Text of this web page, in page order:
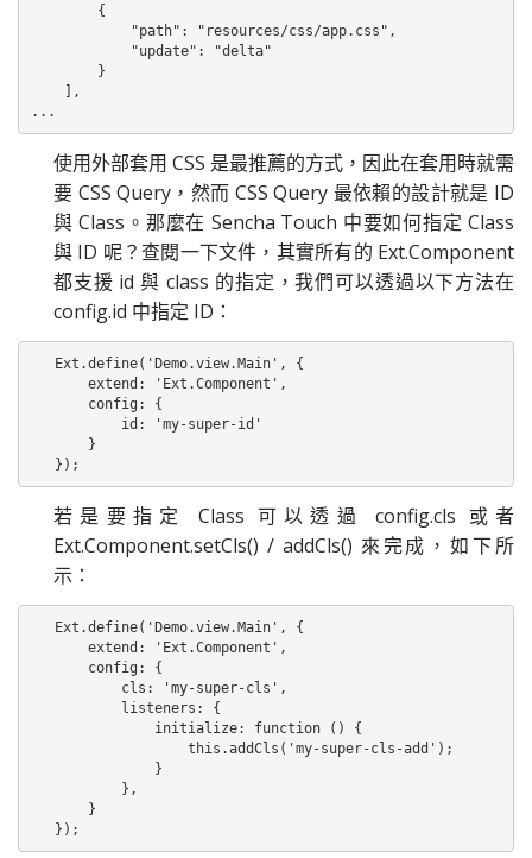
        {
            "path": "resources/css/app.css",
            "update": "delta"
        }
    ],
...
使用外部套用 CSS 是最推薦的方式，因此在套用時就需
要 CSS Query，然而 CSS Query 最依賴的設計就是 ID
與 Class。那麼在 Sencha Touch 中要如何指定 Class
與 ID 呢？查閱一下文件，其實所有的 Ext.Component
都支援 id 與 class 的指定，我們可以透過以下方法在
config.id 中指定 ID：
Ext.define('Demo.view.Main', {
    extend: 'Ext.Component',
    config: {
        id: 'my-super-id'
    }
});
若是要指定 Class 可以透過 config.cls 或者
Ext.Component.setCls() / addCls() 來完成，如下所
示：
Ext.define('Demo.view.Main', {
    extend: 'Ext.Component',
    config: {
        cls: 'my-super-cls',
        listeners: {
            initialize: function () {
                this.addCls('my-super-cls-add');
            }
        },
    }
});